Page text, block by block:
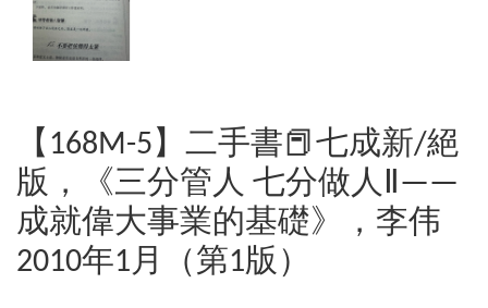
【168M-5】二手書📕七成新/絕
版，《三分管人 七分做人Ⅱ——
成就偉大事業的基礎》，李伟
2010年1月（第1版）